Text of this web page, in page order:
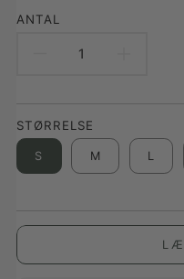
da-
ANTAL
REDUCER
FOR
THOMAS
SAND
FOR
STØRRELSE
S M L